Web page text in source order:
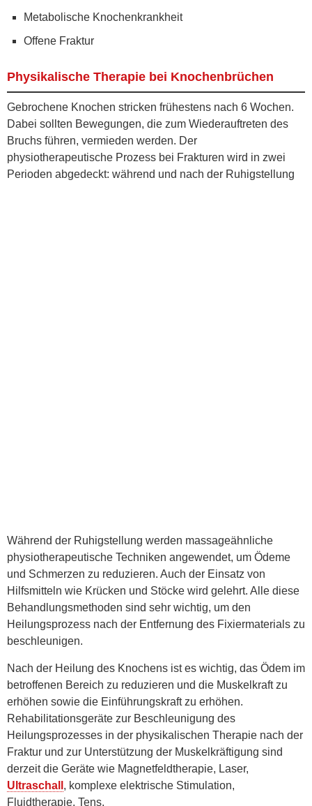
Metabolische Knochenkrankheit
Offene Fraktur
Physikalische Therapie bei Knochenbrüchen
Gebrochene Knochen stricken frühestens nach 6 Wochen.
Dabei sollten Bewegungen, die zum Wiederauftreten des
Bruchs führen, vermieden werden. Der
physiotherapeutische Prozess bei Frakturen wird in zwei
Perioden abgedeckt: während und nach der Ruhigstellung
Während der Ruhigstellung werden massageähnliche
physiotherapeutische Techniken angewendet, um Ödeme
und Schmerzen zu reduzieren. Auch der Einsatz von
Hilfsmitteln wie Krücken und Stöcke wird gelehrt. Alle diese
Behandlungsmethoden sind sehr wichtig, um den
Heilungsprozess nach der Entfernung des Fixiermaterials zu
beschleunigen.
Nach der Heilung des Knochens ist es wichtig, das Ödem im
betroffenen Bereich zu reduzieren und die Muskelkraft zu
erhöhen sowie die Einführungskraft zu erhöhen.
Rehabilitationsgeräte zur Beschleunigung des
Heilungsprozesses in der physikalischen Therapie nach der
Fraktur und zur Unterstützung der Muskelkräftigung sind
derzeit die Geräte wie Magnetfeldtherapie, Laser,
Ultraschall , komplexe elektrische Stimulation,
Fluidtherapie, Tens.